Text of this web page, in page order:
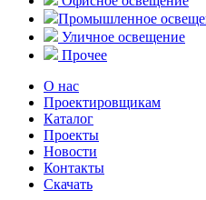
Промышленное
Уличное освещение
Прочее
О нас
Проектировщикам
Каталог
Проекты
Новости
Контакты
Скачать